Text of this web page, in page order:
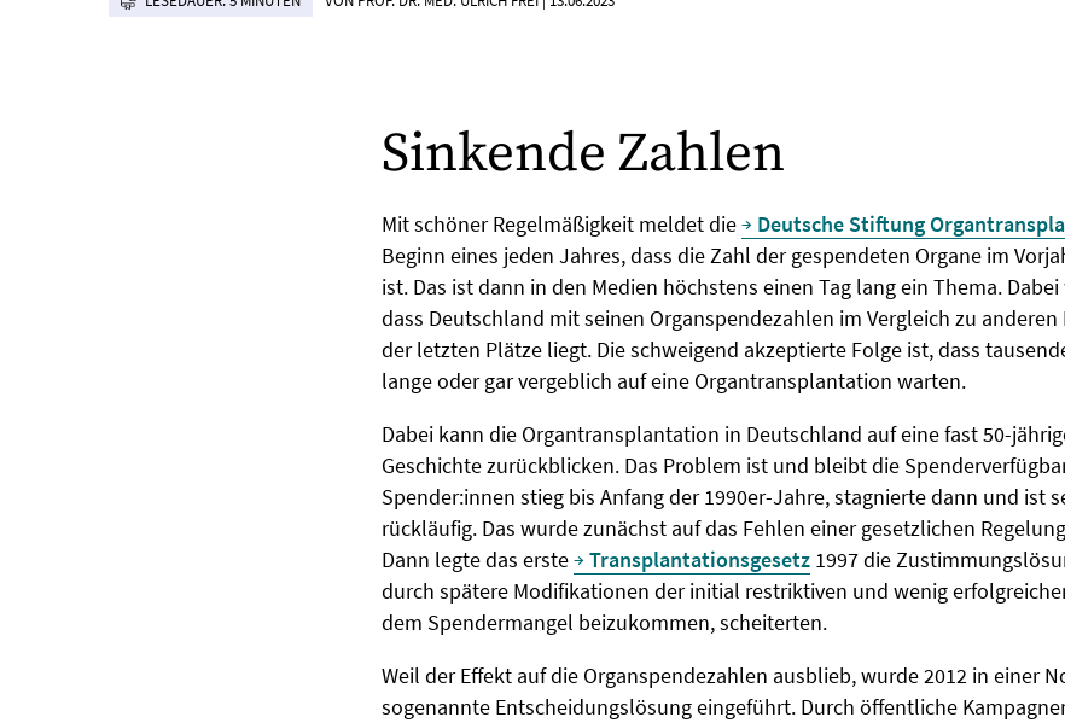
Sinkende Zahlen
Mit schöner Regelmäßigkeit meldet die Deutsche Stiftung
Beginn eines jeden Jahres, dass die Zahl der gespendeten Organe im
ist. Das ist dann in den Medien höchstens einen Tag lang ein Thema.
dass Deutschland mit seinen Organspendezahlen im Vergleich zu
der letzten Plätze liegt. Die schweigend akzeptierte Folge ist, dass
lange oder gar vergeblich auf eine Organtransplantation warten.
Dabei kann die Organtransplantation in Deutschland auf eine fast 50-
Geschichte zurückblicken. Das Problem ist und bleibt die
Spender:innen stieg bis Anfang der 1990er-Jahre, stagnierte dann und ist
rückläufig. Das wurde zunächst auf das Fehlen einer gesetzlichen
Dann legte das erste
Transplantationsgesetz1997 die
durch spätere Modifikationen der initial restriktiven und wenig
dem Spendermangel beizukommen, scheiterten.
Weil der Effekt auf die Organspendezahlen ausblieb, wurde 2012 in einer
sogenannte Entscheidungslösung eingeführt. Durch öffentliche